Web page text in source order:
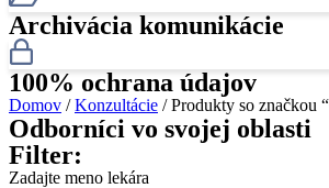
Archivácia komunikácie
100% ochrana údajov
Domov /Konzultácie / Produkty so značkou
Odborníci vo svojej oblasti
Filter:
Zadajte meno lekára